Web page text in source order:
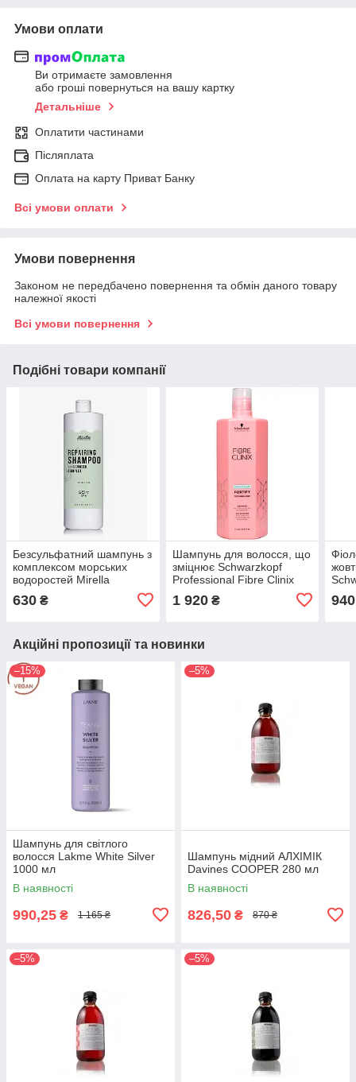
Умови оплати
Ви отримаєте замовлення
або гроші повернуться на вашу картку
Детальніше
Оплатити частинами
Післяплата
Оплата на карту Приват Банку
Всі умови оплати
Умови повернення
Законом не передбачено повернення та обмін даного товару
належної якості
Всі умови повернення
Подібні товари компанії
Безсульфатний шампунь з
комплексом морських
водоростей Mirella
Repairing shampoo 1000
мл
630 ₴
Шампунь для волосся, що
зміцнює Schwarzkopf
Professional Fibre Clinix
Fortify Shampoo 1000 мл
1 920₴
мл
940
Акційні пропозиції та новинки
–15%
Шампунь для світлого
волосся Lakme White Silver
1000 мл
В наявності
990,25 ₴ 1 165 ₴
–5%
Шампунь мідний АЛХІМІК
Davines COOPER 280 мл
В наявності
826,50 ₴ 870 ₴
–5% –5%